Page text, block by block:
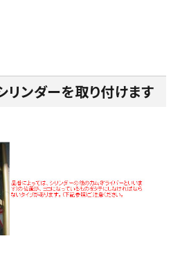
リンダーを取り付けます